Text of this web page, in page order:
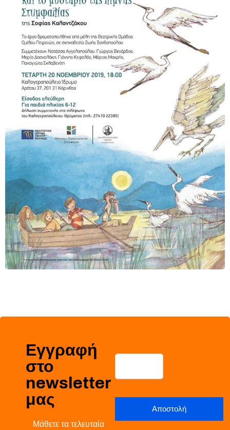
Εγγραφή
στο
newsletter
μας
Μάθετε τα τελευταία